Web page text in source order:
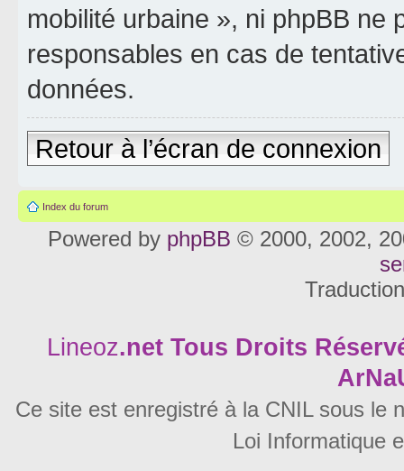
mobilité urbaine », ni phpBB ne
responsables en cas de
données.
Retour à l’écran de connexion
Index du forum
Powered by phpBB © 2000, 2002,
Lineoz.net Tous Droits
Ce site est enregistré à la CNIL sous le
Loi Informatique